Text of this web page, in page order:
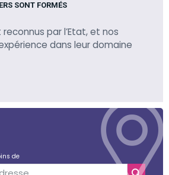
SONT FORMÉS
par l’Etat, et nos
dans leur domaine
de